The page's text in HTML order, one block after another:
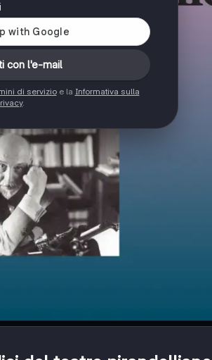
con l'e-mail
di servizioe la Informativa sulla
.